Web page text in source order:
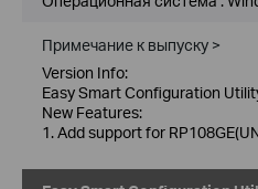
Примечание к выпуску >
Version Info:
Easy Smart Configuration
New Features:
1. Add support for